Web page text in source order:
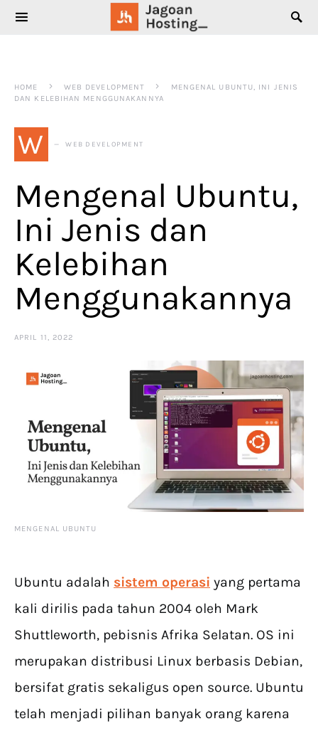
SEARCH FOR:
HOME WEB DEVELOPMENT
MENGENAL UBUNTU, INI JENIS
DAN KELEBIHAN MENGGUNAKANNYA
W WEB DEVELOPMENT
Mengenal Ubuntu,
Ini Jenis dan
Kelebihan
Menggunakannya
APRIL 11, 2022
MENGENAL UBUNTU
Ubuntu adalah sistem operasi yang pertama
kali dirilis pada tahun 2004 oleh Mark
Shuttleworth, pebisnis Afrika Selatan. OS ini
merupakan distribusi Linux berbasis Debian,
bersifat gratis sekaligus open source. Ubuntu
telah menjadi pilihan banyak orang karena